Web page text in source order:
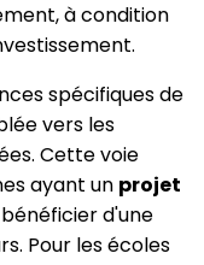
à condition
spécifiques de
vers les
Cette voie
ayant un projet
d'une
Pour les écoles